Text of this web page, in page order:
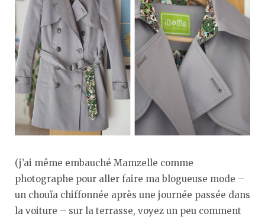
(j’ai même embauché Mamzelle comme
photographe pour aller faire ma blogueuse mode –
un chouïa chiffonnée après une journée passée dans
la voiture – sur la terrasse, voyez un peu comment